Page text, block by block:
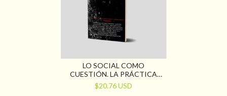
LO SOCIAL COMO
CUESTIÓN. LA PRÁCTICA
PROFESIONAL EN TIEMPOS
COMPLEJOS, EN LA
$20.76 USD